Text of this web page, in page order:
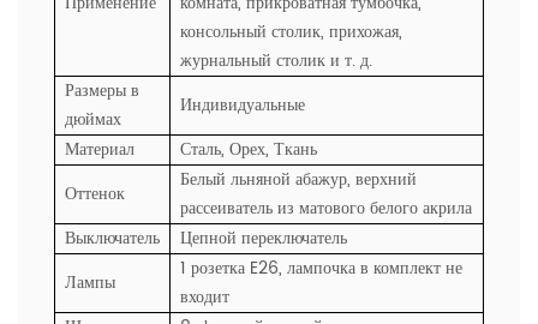
консольный столик, прихожая,
журнальный столик и т. д.
Размеры в
дюймах
Индивидуальные
Материал
Сталь, Орех, Ткань
Оттенок
Белый льняной абажур, верхний
рассеиватель из матового белого акрила
Выключатель
Цепной переключатель
Лампы
1 розетка E26, лампочка в комплект не
входит